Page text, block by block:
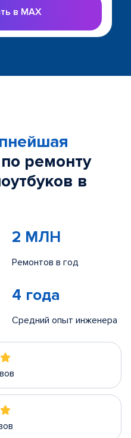
в MAX
по ремонту
в
2 МЛН
Ремонтов в год
4 года
Средний опыт инженера